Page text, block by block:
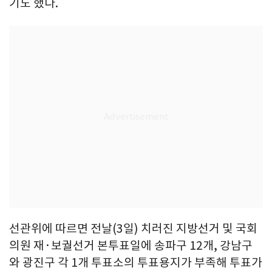
기도 했다.
선관위에 따르면 전날(3일) 치러진 지방선거 및 국회
의원 재·보궐선거 본투표일에 송파구 12개, 강남구
와 광진구 각 1개 투표소의 투표용지가 부족해 투표가